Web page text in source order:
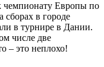
чемпионату Европы по
в городе
в турнире в Дании.
числе две
– это неплохо!